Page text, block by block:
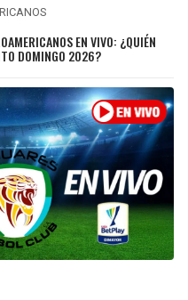
EN VIVO: ¿QUIÉN
DOMINGO 2026?